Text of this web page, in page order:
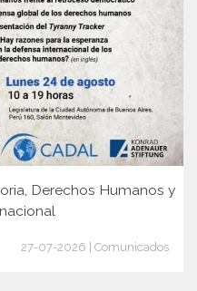
Derechos Humanos y
27-07-2026 | Comunicados